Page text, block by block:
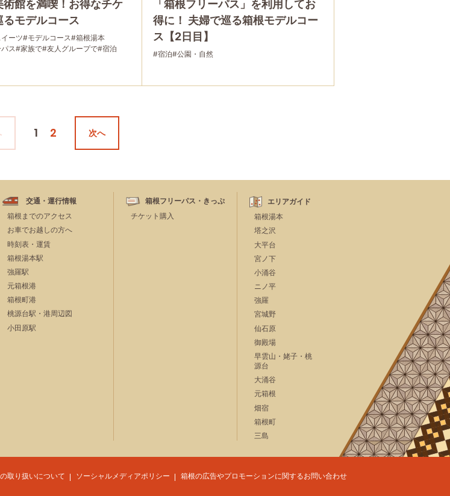
術館を満喫！お得なチケ
るモデルコース
ーツ#モデルコース#箱根湯本
ス#家族で#友人グループで#宿泊
「箱根フリーパス」を利用してお
得に！ 夫婦で巡る箱根モデルコー
ス【2日目】
#宿泊#公園・自然
1 2 次へ
交通・運行情報
箱根までのアクセス
お車でお越しの方へ
時刻表・運賃
箱根湯本駅
強羅駅
元箱根港
箱根町港
桃源台駅・港周辺図
小田原駅
箱根フリーパス・きっぷ
チケット購入
エリアガイド
箱根湯本
塔之沢
大平台
宮ノ下
小涌谷
ニノ平
強羅
宮城野
仙石原
御殿場
早雲山・姥子・桃
源台
大涌谷
元箱根
畑宿
箱根町
三島
取り扱いについて ソーシャルメディアポリシー 箱根の広告やプロモーションに関するお問い合わせ